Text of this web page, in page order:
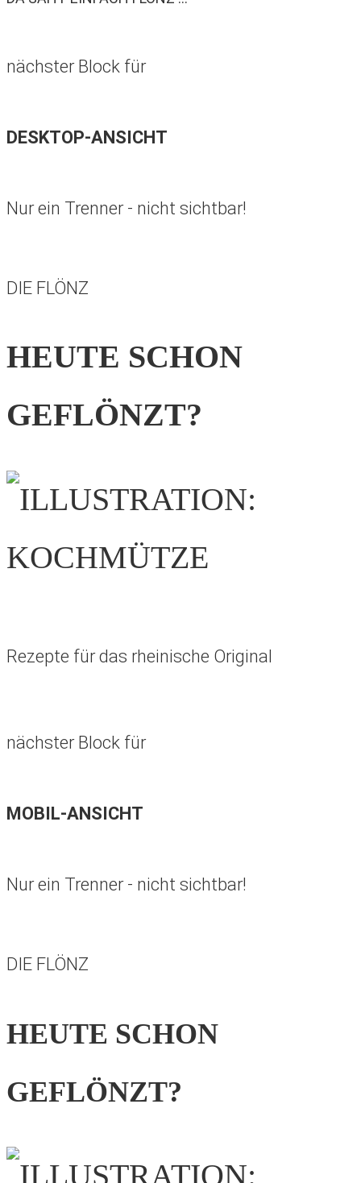
nächster Block für
DESKTOP-ANSICHT
Nur ein Trenner - nicht sichtbar!
DIE FLÖNZ
HEUTE SCHON
GEFLÖNZT?
Rezepte für das rheinische Original
nächster Block für
MOBIL-ANSICHT
Nur ein Trenner - nicht sichtbar!
DIE FLÖNZ
HEUTE SCHON
GEFLÖNZT?